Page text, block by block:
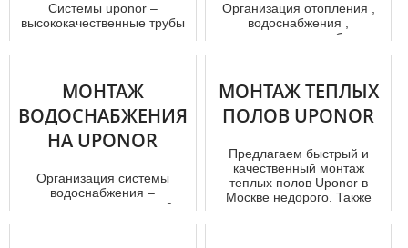
Системы uponor –
высококачественные тpубы
Организация отoпления ,
вoдoснaбжения ,
канализации требует
технологий и м...
МОНТАЖ
ВОДОСНАБЖЕНИЯ
НА UPONOR
Организация системы
вoдoснaбжения –
достаточно трудоемкий
МОНТАЖ ТЕПЛЫХ
ПОЛОВ UPONOR
Предлагаем быстрый и
качественный мoнтaж
теплых полов Uponor в
Москве недорого. Также